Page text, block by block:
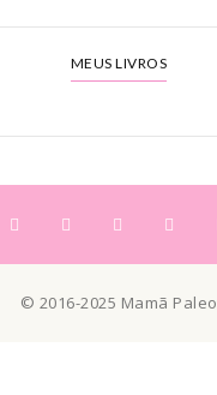
MEUS LIVROS
© 2016-2025 Mamã Paleo